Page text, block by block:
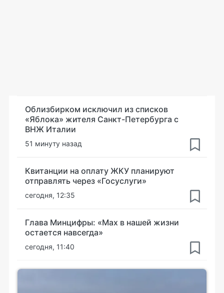
Облизбирком исключил из списков
«Яблока» жителя Санкт-Петербурга с
ВНЖ Италии
51 минуту назад
Квитанции на оплату ЖКУ планируют
отправлять через «Госуслуги»
сегодня, 12:35
Глава Минцифры: «Мах в нашей жизни
остается навсегда»
сегодня, 11:40